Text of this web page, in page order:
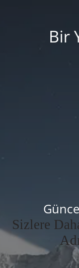
Bir
Sizlere